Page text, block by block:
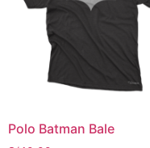
Polo Batman Bale